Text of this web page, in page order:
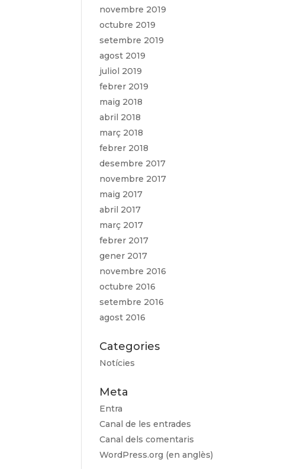
novembre 2019
octubre 2019
setembre 2019
agost 2019
juliol 2019
febrer 2019
maig 2018
abril 2018
març 2018
febrer 2018
desembre 2017
novembre 2017
maig 2017
abril 2017
març 2017
febrer 2017
gener 2017
novembre 2016
octubre 2016
setembre 2016
agost 2016
Categories
Notícies
Meta
Entra
Canal de les entrades
Canal dels comentaris
WordPress.org (en anglès)